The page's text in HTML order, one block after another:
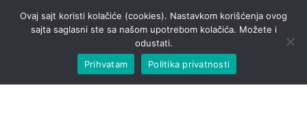
Ovaj sajt koristi kolačiće (cookies). Nastavkom korišćenja ovog
sajta saglasni ste sa našom upotrebom kolačića. Možete i
odustati.
Prihvatam
Politika privatnosti